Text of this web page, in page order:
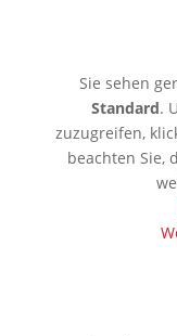
Sie sehen
Standard.
zuzugreifen,
beachten Sie,